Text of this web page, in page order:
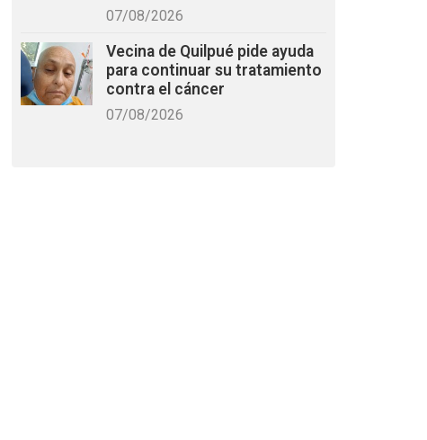
07/08/2026
Vecina de Quilpué pide ayuda
para continuar su tratamiento
contra el cáncer
07/08/2026